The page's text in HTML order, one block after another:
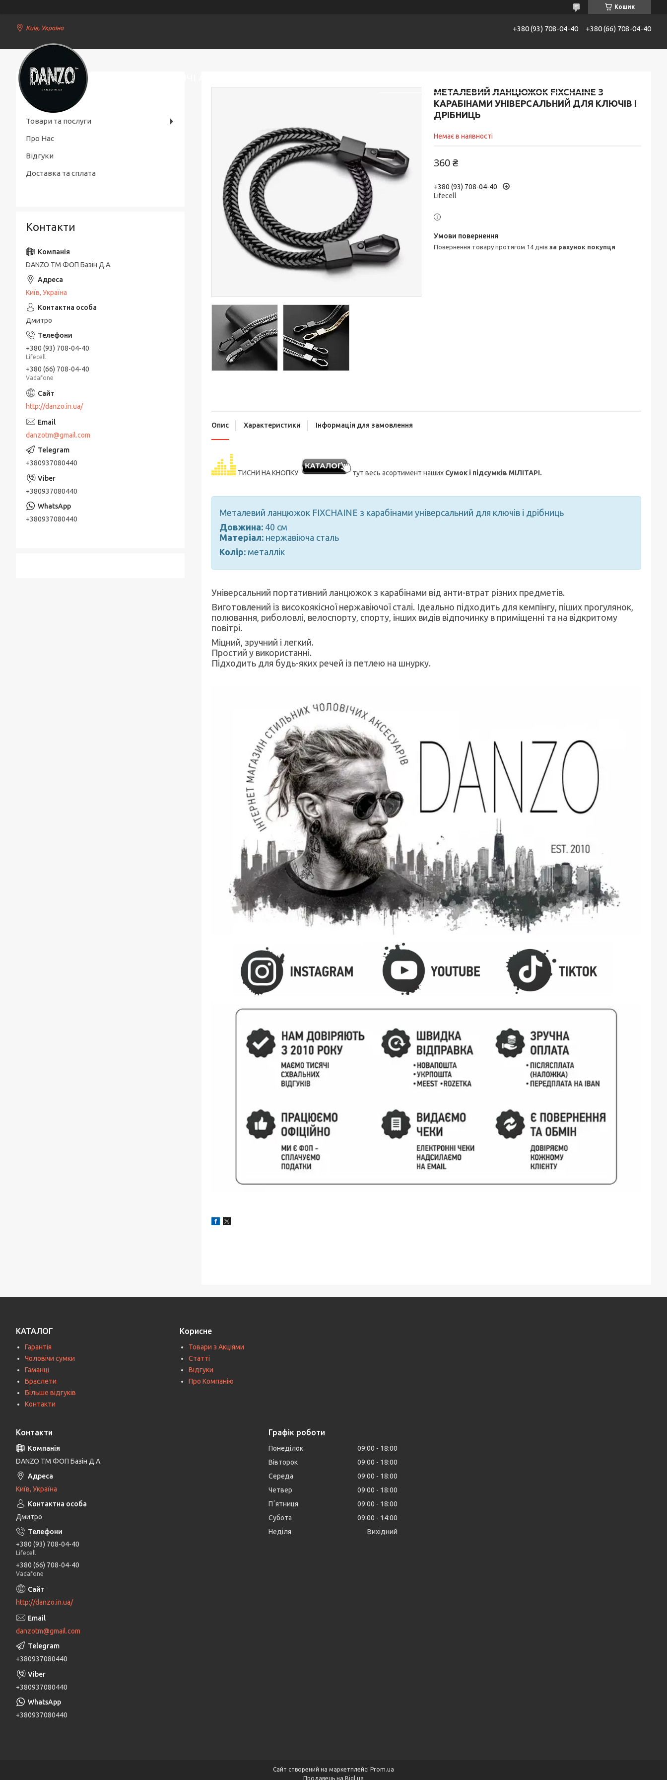
Кошик
Київ, Україна +380 (93) 708-04-40 +380 (66) 708-04-40
МЕТАЛЕВИЙ ЛАНЦЮЖОК FIXCHAINE З
КАРАБІНАМИ УНІВЕРСАЛЬНИЙ ДЛЯ КЛЮЧІВ І
ДРІБНИЦЬ
Немає в наявності
360 ₴
+380 (93) 708-04-40
Lifecell
повернення товару протягом 14 днів за рахунок покупця
Опис Характеристики Інформація для замовлення
ТИСНИ НА КНОПКУ тут весь асортимент наших Сумок і підсумків МІЛІТАРІ.
Металевий ланцюжок FIXCHAINE з карабінами універсальний для ключів і дрібниць
Довжина: 40 cм
Матеріал: нержавіюча сталь
Колір: металлік
Універсальний портативний ланцюжок з карабінами від анти-втрат різних предметів.
Виготовлений із високоякісної нержавіючої сталі. Ідеально підходить для кемпінгу, піших прогулянок,
полювання, риболовлі, велоспорту, спорту, інших видів відпочинку в приміщенні та на відкритому
повітрі.
Міцний, зручний і легкий.
Простий у використанні.
Підходить для будь-яких речей із петлею на шнурку.
Товари та послуги
Про Нас
Відгуки
Доставка та сплата
Контакти
DANZO TM ФОП Базін Д.А.
Київ, Україна
Дмитро
+380 (93) 708-04-40
Lifecell
+380 (66) 708-04-40
Vadafone
http://danzo.in.ua/
danzotm@gmail.com
+380937080440
+380937080440
+380937080440
КАТАЛОГ
Гарантія
Чоловічи сумки
Гаманці
Браслети
Більше відгуків
Контакти
Корисне
Товари з Акціями
Статті
Відгуки
Про Компанію
Контакти
DANZO TM ФОП Базін Д.А.
Київ, Україна
Дмитро
+380 (93) 708-04-40
Lifecell
+380 (66) 708-04-40
Vadafone
http://danzo.in.ua/
danzotm@gmail.com
+380937080440
+380937080440
+380937080440
Графік роботи
Понеділок 09:00
18:00
Вівторок
09:00
18:00
Середа
09:00
18:00
Четвер
09:00
18:00
Пʼятниця
09:00
18:00
Субота
09:00
14:00
Неділя
Вихідний
Сайт створений на маркетплейсі Prom.ua
Продавець на Bigl.ua